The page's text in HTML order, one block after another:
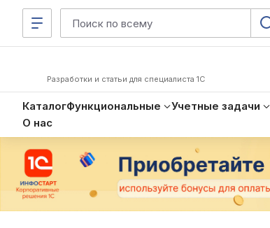
Разработки и статьи для специалиста 1С
КаталогФункциональные Учетные задачи
О нас